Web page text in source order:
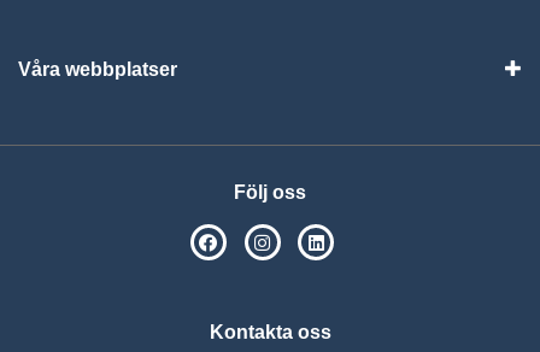
Våra webbplatser
Följ oss
SPSM på Facebook
SPSM på Instagram
Kontakta oss